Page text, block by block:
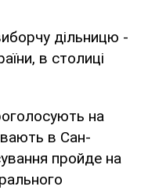
дільницю -
в столиці
на
в Сан-
пройде на